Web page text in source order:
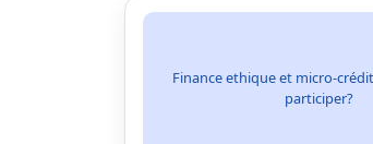
Finance ethique et micro-
participer?